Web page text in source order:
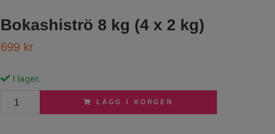
Bokashiströ 8 kg (4 x 2 kg)
699 kr
I lager.
LÄGG I KORGEN